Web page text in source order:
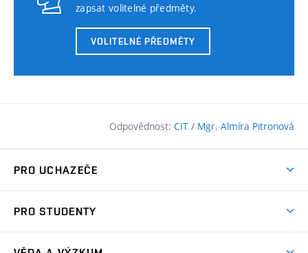
zapsat volitelné předměty.
VOLITELNÉ PŘEDMĚTY
Odpovědnost: CIT / Mgr. Almíra Pitronová
PRO UCHAZEČE
Přijímačky
PRO STUDENTY